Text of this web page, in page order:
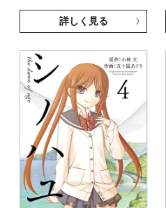
詳しく見る